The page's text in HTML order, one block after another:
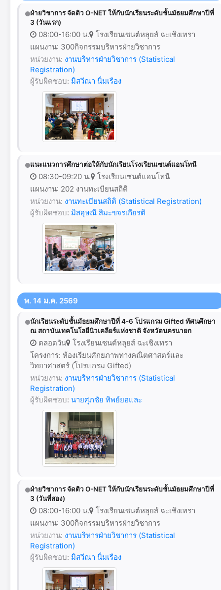
ฝ่ายวิชาการ จัดติว O-NET ให้กับนักเรียนระดับชั้นมัธยมศึกษาปีที่
3 (วันแรก)
08:00-16:00 น.
โรงเรียนเซนต์หลุยส์ ฉะเชิงเทรา
แผนงาน: 300กิจกรรมบริหารฝ่ายวิชาการ
หน่วยงาน: งานบริหารฝ่ายวิชาการ (Statistical
Registration)
ผู้รับผิดชอบ: มิสวีณา นิ่มเรือง
แนะแนวการศึกษาต่อให้กับนักเรียนโรงเรียนเซนต์แอนโทนี
08:30-09:20 น.
โรงเรียนเซนต์แอนโทนี
แผนงาน: 202 งานทะเบียนสถิติ
หน่วยงาน: งานทะเบียนสถิติ (Statistical Registration)
ผู้รับผิดชอบ: มิสอุษณี สิมะขจรเกียรติ
พ. 14 ม.ค. 2569
นักเรียนระดับชั้นมัธยมศึกษาปีที่ 4-6 โปรแกรม Gifted ทัศนศึกษา
ณ สถาบันเทคโนโลยีนิวเคลียร์แห่งชาติ จังหวัดนครนายก
ตลอดวัน
โรงเรียนเซนต์หลุยส์ ฉะเชิงเทรา
โครงการ: ห้องเรียนศักยภาพทางคณิตศาสตร์และ
วิทยาศาสตร์ (โปรแกรม Gifted)
หน่วยงาน: งานบริหารฝ่ายวิชาการ (Statistical
Registration)
ผู้รับผิดชอบ: นายศุภชัย ทิพย์ยอและ
ฝ่ายวิชาการ จัดติว O-NET ให้กับนักเรียนระดับชั้นมัธยมศึกษาปีที่
3 (วันที่สอง)
08:00-16:00 น.
โรงเรียนเซนต์หลุยส์ ฉะเชิงเทรา
แผนงาน: 300กิจกรรมบริหารฝ่ายวิชาการ
หน่วยงาน: งานบริหารฝ่ายวิชาการ (Statistical
Registration)
ผู้รับผิดชอบ: มิสวีณา นิ่มเรือง